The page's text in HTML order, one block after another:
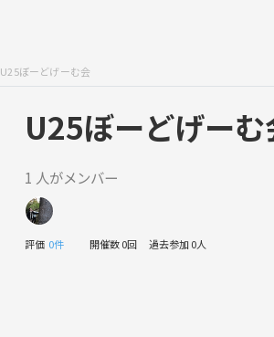
U25ぼーどげーむ会
U25ぼーどげーむ
1 人がメンバー
評価 0件 開催数 0回 過去参加 0人